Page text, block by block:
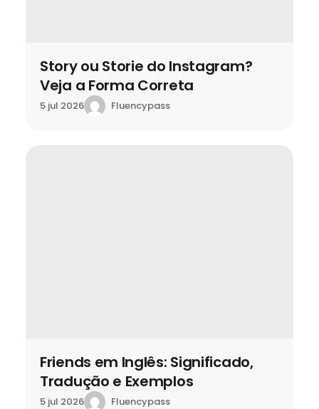
Story ou Storie do Instagram?
Veja a Forma Correta
5 jul 2026 Fluencypass
Friends em Inglês: Significado,
Tradução e Exemplos
5 jul 2026 Fluencypass